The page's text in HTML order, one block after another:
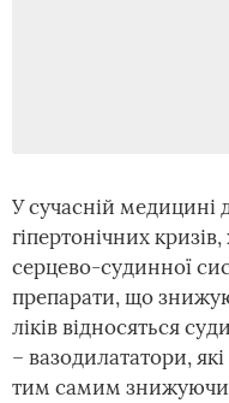
У сучасній медицині
гіпертонічних
серцево-судинної
препарати, що
ліків відносяться
– вазодилататори,
тим самим знижуючи